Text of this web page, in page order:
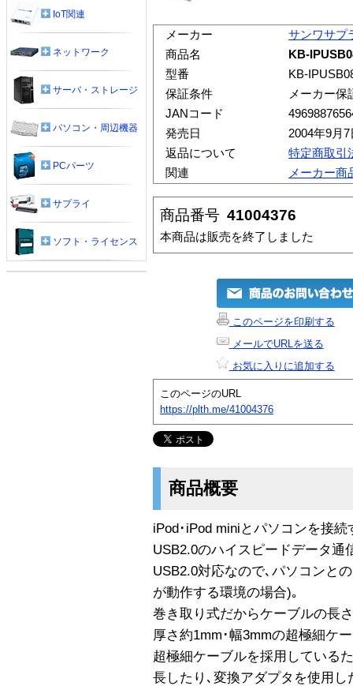
メーカー
サンワサプ
商品名
KB-
型番
KB-
保証条件
メーカー保
JANコード
発売日
2004年9月7
返品について
特定商取引
関連
メーカー商
商品番号 41004376
本商品は販売を終了しました
このページを印刷する
メールでURLを送る
お気に入りに追加する
このページのURL
https://plth.me/41004376
商品概要
iPod･iPod miniとパソコンを接続
USB2.0のハイスピードデータ通
USB2.0対応なので､パソコンと
が動作する環境の場合)｡
巻き取り式だからケーブルの長
厚さ約1mm･幅3mmの超極細ケ
超極細ケーブルを採用している
長したり､変換アダプタを使用
IoT関連
ネットワーク
サーバ・ストレージ
パソコン・周辺機器
PCパーツ
サプライ
ソフト・ライセンス